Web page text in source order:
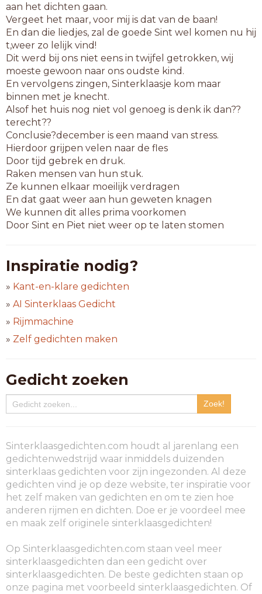
aan het dichten gaan.
Vergeet het maar, voor mij is dat van de baan!
En dan die liedjes, zal de goede Sint wel komen nu hij
t,weer zo lelijk vind!
Dit werd bij ons niet eens in twijfel getrokken, wij
moeste gewoon naar ons oudste kind.
En vervolgens zingen, Sinterklaasje kom maar
binnen met je knecht.
Alsof het huis nog niet vol genoeg is denk ik dan??
terecht??
Conclusie?december is een maand van stress.
Hierdoor grijpen velen naar de fles
Door tijd gebrek en druk.
Raken mensen van hun stuk.
Ze kunnen elkaar moeilijk verdragen
En dat gaat weer aan hun geweten knagen
We kunnen dit alles prima voorkomen
Door Sint en Piet niet weer op te laten stomen
Inspiratie nodig?
» Kant-en-klare gedichten
» AI Sinterklaas Gedicht
» Rijmmachine
» Zelf gedichten maken
Gedicht zoeken
Sinterklaasgedichten.com houdt al jarenlang een
gedichtenwedstrijd waar inmiddels duizenden
sinterklaas gedichten voor zijn ingezonden. Al deze
gedichten vind je op deze website, ter inspiratie voor
het zelf maken van gedichten en om te zien hoe
anderen rijmen en dichten. Doe er je voordeel mee
en maak zelf originele sinterklaasgedichten!
Op Sinterklaasgedichten.com staan veel meer
sinterklaasgedichten dan een gedicht over
sinterklaasgedichten. De beste gedichten staan op
onze pagina met voorbeeld sinterklaasgedichten. Of